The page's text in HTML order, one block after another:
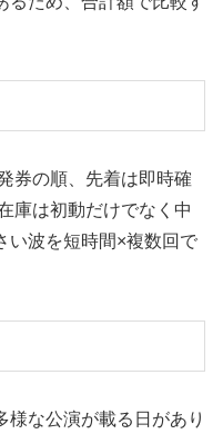
券の順、先着は即時確
庫は初動だけでなく中
い波を短時間×複数回で
様な公演が載る日があり